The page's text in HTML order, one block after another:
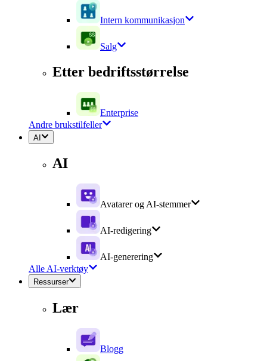
Intern kommunikasjon
Salg
Etter bedriftsstørrelse
Enterprise
Andre brukstilfeller
AI
AI
Avatarer og AI-stemmer
AI-redigering
AI-generering
Alle AI-verktøy
Ressurser
Lær
Blogg